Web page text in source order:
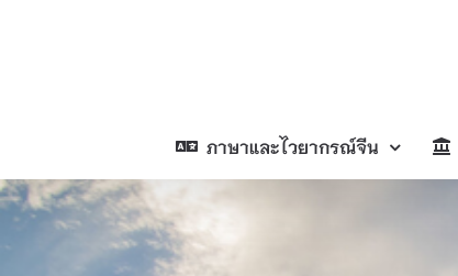
ภาษาและไวยากรณ์จีน